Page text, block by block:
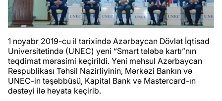
1 noyabr 2019-cu il tarixində Azərbaycan Dövlət İqtisad
Universitetində (UNEC) yeni “Smart tələbə kartı”nın
təqdimat mərasimi keçirildi. Yeni məhsul Azərbaycan
Respublikası Təhsil Nazirliyinin, Mərkəzi Bankın və
UNEC-in təşəbbüsü, Kapital Bank və Mastercard-ın
dəstəyi ilə həyata keçirib.